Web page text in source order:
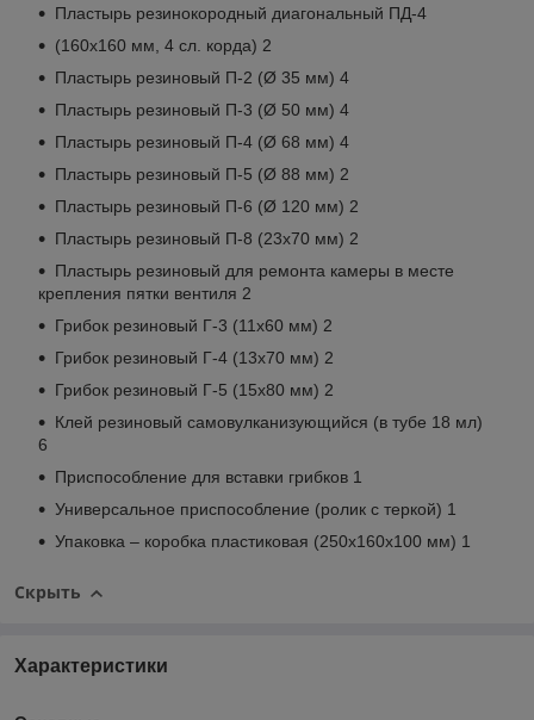
Пластырь резинокородный диагональный ПД-4
(160х160 мм, 4 сл. корда) 2
Пластырь резиновый П-2 (Ø 35 мм) 4
Пластырь резиновый П-3 (Ø 50 мм) 4
Пластырь резиновый П-4 (Ø 68 мм) 4
Пластырь резиновый П-5 (Ø 88 мм) 2
Пластырь резиновый П-6 (Ø 120 мм) 2
Пластырь резиновый П-8 (23х70 мм) 2
Пластырь резиновый для ремонта камеры в месте
крепления пятки вентиля 2
Грибок резиновый Г-3 (11х60 мм) 2
Грибок резиновый Г-4 (13х70 мм) 2
Грибок резиновый Г-5 (15х80 мм) 2
Клей резиновый самовулканизующийся (в тубе 18 мл)
6
Приспособление для вставки грибков 1
Универсальное приспособление (ролик с теркой) 1
Упаковка – коробка пластиковая (250х160х100 мм) 1
Скрыть
Характеристики